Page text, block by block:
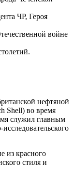
ЧР, Героя
войне
нефтяной
Shell) во время
служил главным
из красного
стиля и